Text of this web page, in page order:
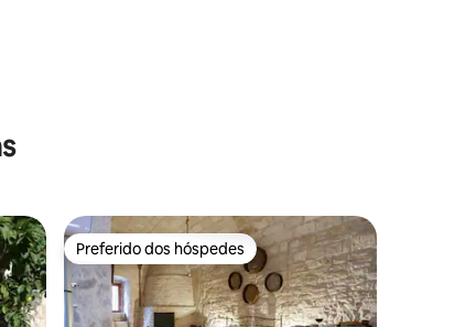
Preferido dos hóspedes
Preferido dos hóspedes